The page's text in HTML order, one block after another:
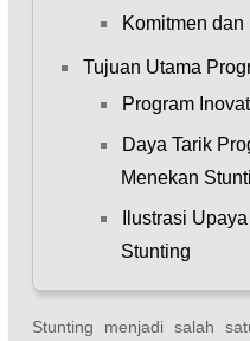
Komitmen
Tujuan Utama
Program
Daya Tarik
Menekan
Ilustrasi
Stunting
Stunting menjadi salah